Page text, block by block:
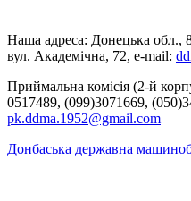
Наша адреса: Донецька
вул. Академічна, 72, е-mail:
Приймальна комісія (2-й
0517489, (099)3071669,
pk.ddma.1952@gmail.com
Донбаська державна